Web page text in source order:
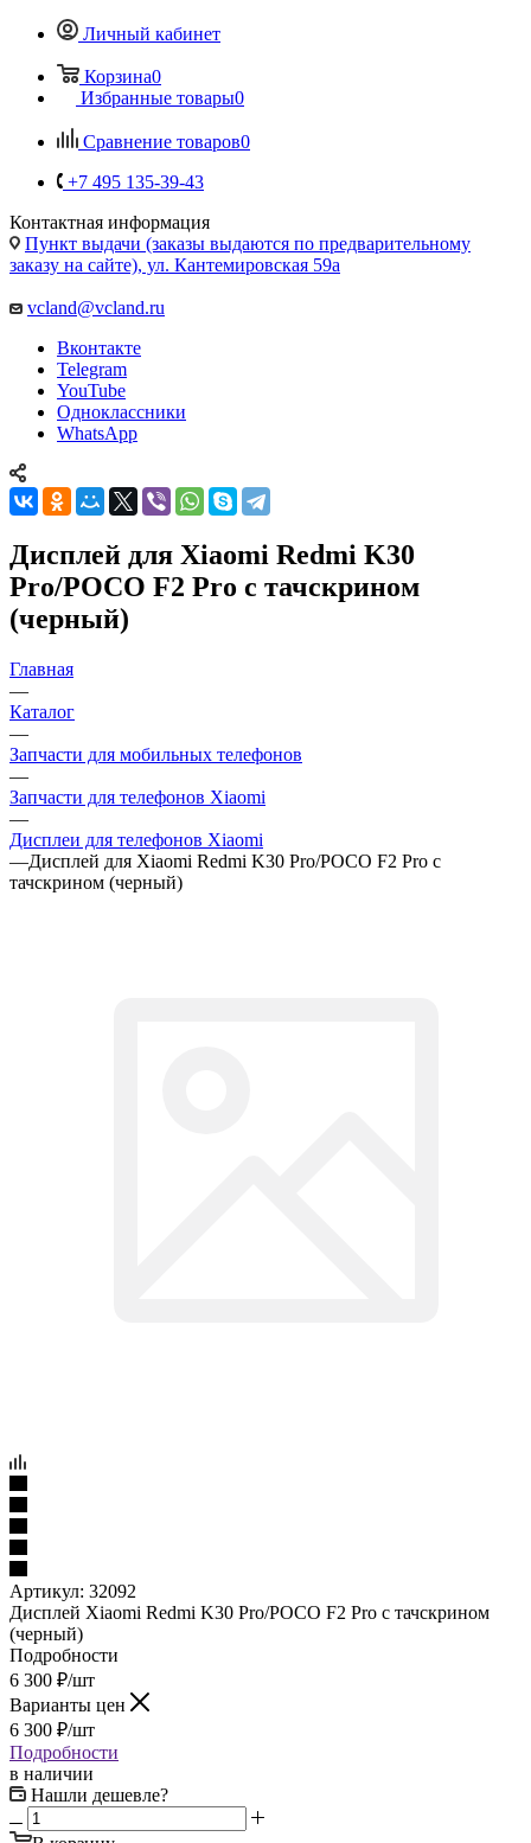
Личный кабинет
Корзина0
Избранные товары0
Сравнение товаров0
+7 495 135-39-43
Контактная информация
Пункт выдачи (заказы выдаются по предварительному
заказу на сайте), ул. Кантемировская 59а
vcland@vcland.ru
Вконтакте
Telegram
YouTube
Одноклассники
WhatsApp
Дисплей для Xiaomi Redmi K30
Pro/POCO F2 Pro с тачскрином
(черный)
Главная
—
Каталог
—
Запчасти для мобильных телефонов
—
Запчасти для телефонов Xiaomi
—
Дисплеи для телефонов Xiaomi
—Дисплей для Xiaomi Redmi K30 Pro/POCO F2 Pro с
тачскрином (черный)
Артикул: 32092
Дисплей Xiaomi Redmi K30 Pro/POCO F2 Pro с тачскрином
(черный)
Подробности
6 300 ₽/шт
Варианты цен
6 300 ₽/шт
Подробности
в наличии
Нашли дешевле?